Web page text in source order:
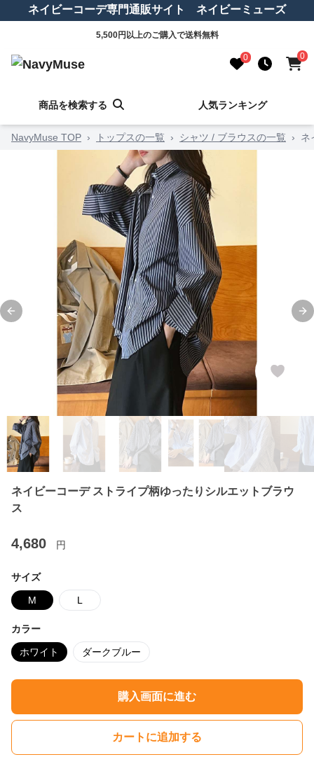
ネイビーコーデ専門通販サイト ネイビーミューズ
5,500円以上のご購入で送料無料
0 0
商品を検索する 人気ランキング
NavyMuse TOP › トップスの一覧 › シャツ / ブラウスの一覧 › ネ
Previous slide
ネイビーコーデ ストライプ柄ゆったりシルエットブラウ
ス
4,680 円
サイズ
M L
カラー
ホワイト ダークブルー
購入画面に進む
カートに追加する